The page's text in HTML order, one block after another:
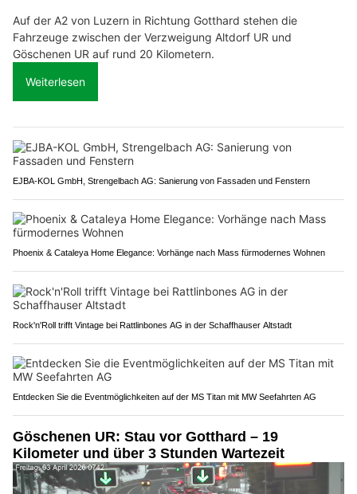
Auf der A2 von Luzern in Richtung Gotthard stehen die
Fahrzeuge zwischen der Verzweigung Altdorf UR und
Göschenen UR auf rund 20 Kilometern.
Weiterlesen
EJBA-KOL GmbH, Strengelbach AG: Sanierung von Fassaden und Fenstern
Phoenix & Cataleya Home Elegance: Vorhänge nach Mass fürmodernes Wohnen
Rock'n'Roll trifft Vintage bei Rattlinbones AG in der Schaffhauser Altstadt
Entdecken Sie die Eventmöglichkeiten auf der MS Titan mit MW Seefahrten AG
Göschenen UR: Stau vor Gotthard – 19
Kilometer und über 3 Stunden Wartezeit